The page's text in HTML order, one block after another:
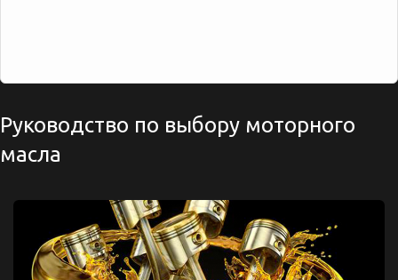
Руководство по выбору моторного
масла